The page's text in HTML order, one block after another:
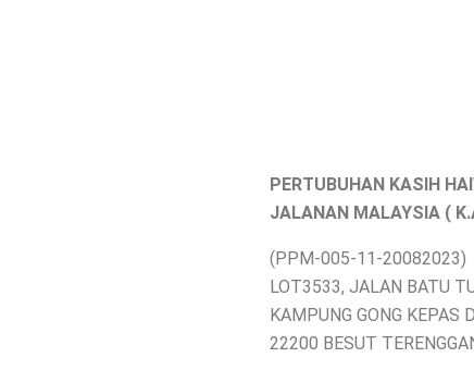
PERTUBUHAN KASIH
JALANAN MALAYSIA (
(PPM-005-11-20082023)
LOT3533, JALAN BATU
KAMPUNG GONG KEPAS
22200 BESUT